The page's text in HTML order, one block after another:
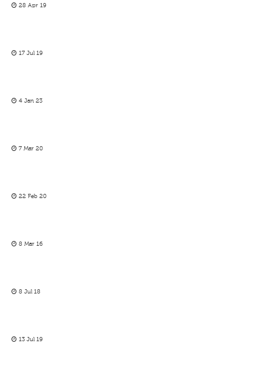
28 Apr 19
17 Jul 19
4 Jan 23
7 Mar 20
22 Feb 20
8 Mar 16
8 Jul 18
13 Jul 19